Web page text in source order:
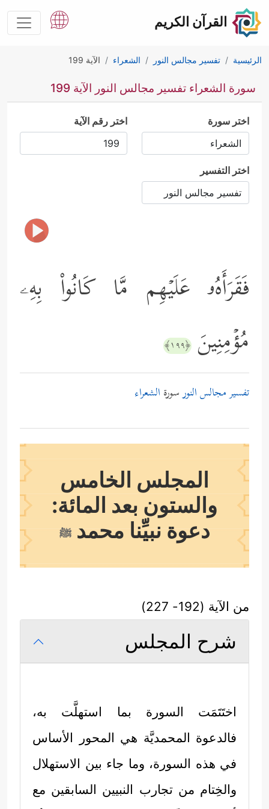
القرآن الكريم
الرئيسية تفسير مجالس النور الشعراء الآية 199
سورة الشعراء تفسير مجالس النور الآية 199
اختر سورة اختر رقم الآية
اختر التفسير
فَقَرَأَهُۥ عَلَیۡهِم مَّا كَانُواْ بِهِۦ
مُؤۡمِنِینَ ﴿١٩٩﴾
تفسير مجالس النورسورة الشعراء
المجلس الخامس
والستون بعد المائة:
دعوة نبيِّنا محمدﷺ
من الآية (192- 227)
شرح المجلس
اختَتَمَت السورة بما استهلَّت به،
فالدعوة المحمديَّة هي المحور الأساس
في هذه السورة، وما جاء بين الاستهلال
والخِتام من تجارب النبيين السابقين مع